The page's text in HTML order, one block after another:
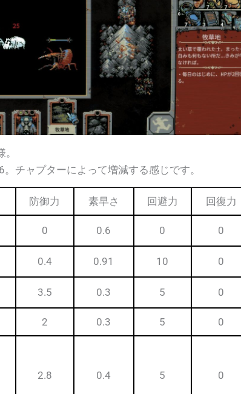
チャプターによって増減する感じです。
防御力 素早さ 回避力 回復力
0 0.6 0 0
0.4 0.91 10 0
3.5 0.3 5 0
2 0.3 5 0
2.8 0.4 5 0